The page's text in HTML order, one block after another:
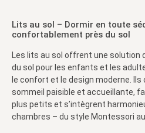
Lits au sol – Dormir en toute
confortablement près du sol
Les lits au sol offrent une solution
du sol pour les enfants et les
le confort et le design moderne.
sommeil paisible et accueillante,
plus petits et s’intègrent
chambres – du style Montessori